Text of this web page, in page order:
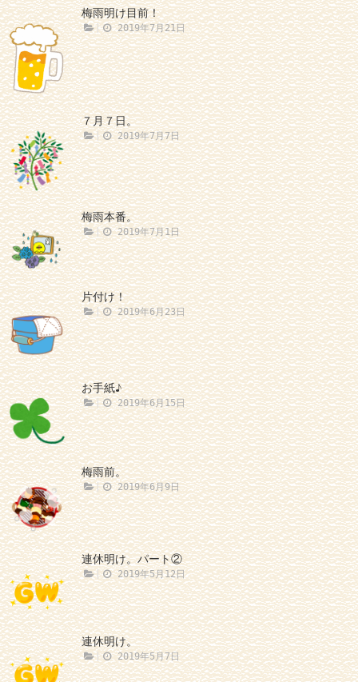
梅雨明け目前！
2019年7月21日
７月７日。
2019年7月7日
梅雨本番。
2019年7月1日
片付け！
2019年6月23日
お手紙♪
2019年6月15日
梅雨前。
2019年6月9日
連休明け。パート②
2019年5月12日
連休明け。
2019年5月7日